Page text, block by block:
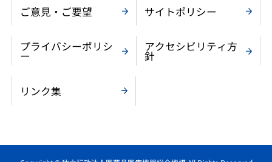
ご意見・ご要望 サイトポリシー
プライバシーポリシ
ー
アクセシビリティ方
針
リンク集